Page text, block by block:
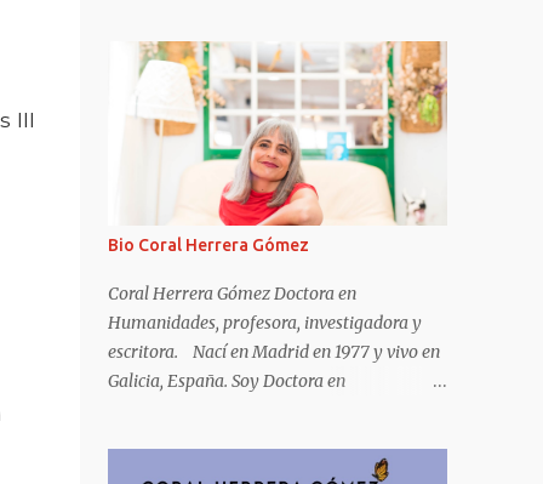
III
Todas las mujeres tenemos derecho a una
Buena Vida.
Bio Coral Herrera Gómez
Coral Herrera Gómez Doctora en
Humanidades, profesora, investigadora y
escritora. Nací en Madrid en 1977 y vivo en
Galicia, España. Soy Doctora en
investigar y a escribir sobre las emociones y